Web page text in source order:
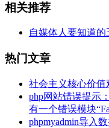
相关推荐
自媒体人要知道的
热门文章
社会主义核心价值
php网站错误提示
有一个错误模块
phpmyadmin导入